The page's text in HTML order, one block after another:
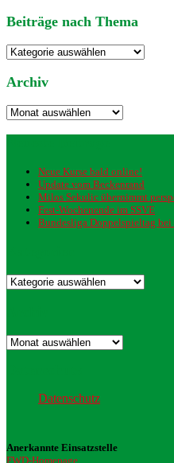
Beiträge nach Thema
Beiträge
nach
Thema
Archiv
Archiv
Neue Kurse bald online!
Update vom Beckenrand
Milos Sekulic übernimmt
Fest-Wochenende im SSVE
Bundesliga Doppelspieltag bei
Kategorien
Archiv
Datenschutz
Anerkannte Einsatzstelle
FWD-Homepage